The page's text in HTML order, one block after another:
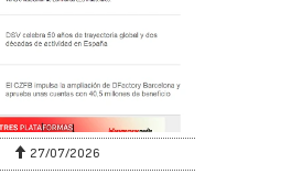
27/07/2026